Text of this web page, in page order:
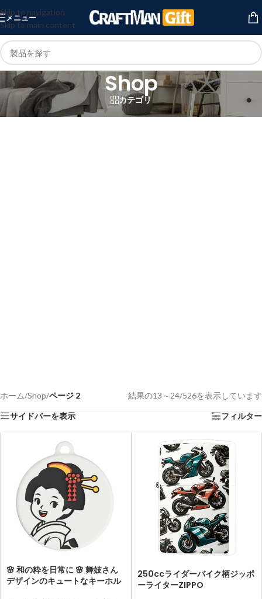
Skip to navigation
Skip to main content
メニュー
Shop
カテゴリ
ホーム/Shop/ページ 2 結果の13～24/526を表示しています
サイドバーを表示 フィルター
🌸 和の粋を日常に 🌸 舞妓さん
デザインのキュートなキーホル
250ccライダーバイク柄ジッポ
ーライターZIPPO